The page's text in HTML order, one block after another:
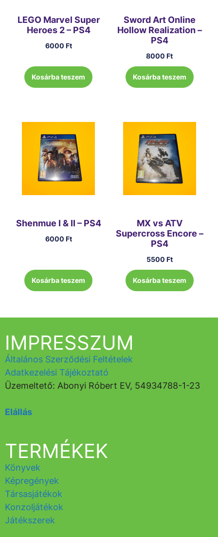
LEGO Marvel Super
Heroes 2 – PS4
6000 Ft
Kosárba teszem
Sword Art Online
Hollow Realization –
PS4
8000Ft
Kosárba teszem
Shenmue I & II – PS4
6000 Ft
Kosárba teszem
MX vs ATV
Supercross Encore –
PS4
5500 Ft
Kosárba teszem
TERMÉKEK
Könyvek
Képregények
Társasjátékok
Konzoljátékok
Játékszerek
IMPRESSZUM
Általános Szerződési Feltételek
Adatkezelési Tájékoztató
Üzemeltető: Abonyi Róbert EV, 54934788-1-23
Elállás